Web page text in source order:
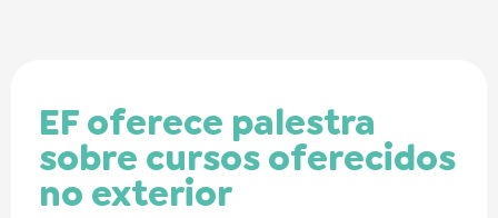
EF oferece palestra
sobre cursos oferecidos
no exterior